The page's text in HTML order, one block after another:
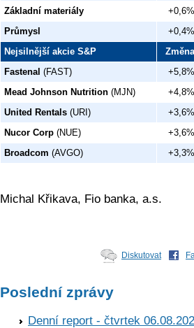
Základní materiály
+0,6%
Průmysl
+0,4%
Nejsilnější akcie S&P
Změna
Fastenal (FAST)
+5,8%
Mead Johnson Nutrition (MJN)
+4,8%
United Rentals (URI)
+3,6%
Nucor Corp (NUE)
+3,6%
Broadcom (AVGO) +3,3%
Michal Křikava, Fio banka, a.s.
Diskutovat
Poslední zprávy
Denní report - čtvrtek